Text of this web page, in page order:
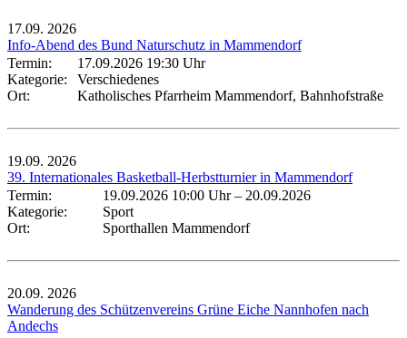
17.09. 2026
Info-Abend des Bund Naturschutz in Mammendorf
Termin:
17.09.2026 19:30 Uhr
Kategorie:
Verschiedenes
Ort:
Katholisches Pfarrheim Mammendorf, Bahnhofstraße
19.09. 2026
39. Internationales Basketball-Herbstturnier in Mammendorf
Termin:
19.09.2026 10:00 Uhr– 20.09.2026
Kategorie:
Sport
Ort:
Sporthallen Mammendorf
20.09. 2026
Wanderung des Schützenvereins Grüne Eiche Nannhofen nach
Andechs